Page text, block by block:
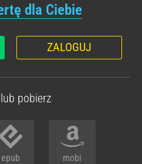
dla Ciebie
ZALOGUJ
pobierz
epub mobi